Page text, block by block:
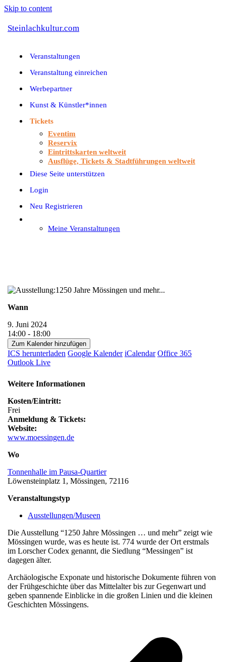
Skip to content
Steinlachkultur.com
Veranstaltungen
Veranstaltung einreichen
Werbepartner
Kunst & Künstler*innen
Tickets
Eventim
Reservix
Eintrittskarten weltweit
Ausflüge, Tickets & Stadtführungen weltweit
Diese Seite unterstützen
Login
Neu Registrieren
Meine Veranstaltungen
Wann
9. Juni 2024
14:00 - 18:00
Zum Kalender hinzufügen
ICS herunterladen Google Kalender iCalendar Office 365
Outlook Live
Weitere Informationen
Kosten/Eintritt:
Frei
Anmeldung & Tickets:
Website:
www.moessingen.de
Wo
Tonnenhalle im Pausa-Quartier
Löwensteinplatz 1, Mössingen, 72116
Veranstaltungstyp
Ausstellungen/Museen
Die Ausstellung “1250 Jahre Mössingen … und mehr” zeigt wie
Mössingen wurde, was es heute ist. 774 wurde der Ort erstmals
im Lorscher Codex genannt, die Siedlung “Messingen” ist
dagegen älter.
Archäologische Exponate und historische Dokumente führen von
der Frühgeschichte über das Mittelalter bis zur Gegenwart und
geben spannende Einblicke in die großen Linien und die kleinen
Geschichten Mössingens.